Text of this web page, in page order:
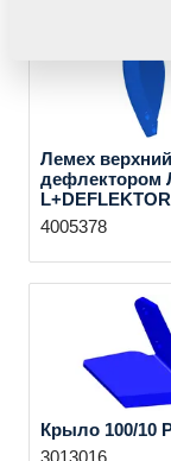
Лемех
дефлектором
L+DEFLEKTOR
4005378
Крыло 100/10